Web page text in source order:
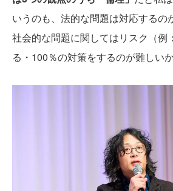
いうのも、法的な問題は対応するの
社会的な問題に関してはリスク（例
る・100％の対策をするのが難しいか